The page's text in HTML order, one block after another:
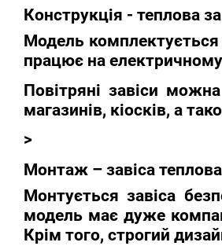
Конструкція - теплова
Модель комплектується
працює на
Повітряні завіси
магазинів, кіосків, а
>
Монтаж – завіса
Монтується завіса
модель має дуже
Крім того, строгий